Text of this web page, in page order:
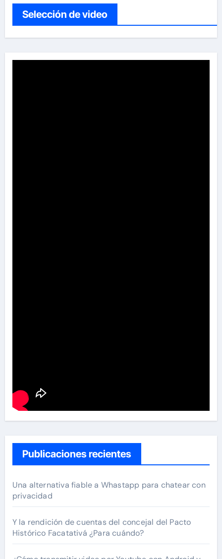
Selección de video
Publicaciones recientes
Una alternativa fiable a Whastapp para chatear con
privacidad
Y la rendición de cuentas del concejal del Pacto
Histórico Facatativá ¿Para cuándo?